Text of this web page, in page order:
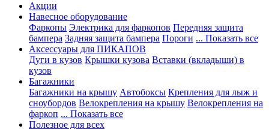
Акции
Навесное оборудование
Фаркопы Электрика для фаркопов Передняя защита
бампера Задняя защита бампера Пороги ... Показать все
Аксессуары для ПИКАПОВ
Дуги в кузов Крышки кузова Вставки (вкладыши) в
кузов
Багажники
Багажники на крышу Автобоксы Крепления для лыж и
сноубордов Велокрепления на крышу Велокрепления на
фаркоп ... Показать все
Полезное для всех